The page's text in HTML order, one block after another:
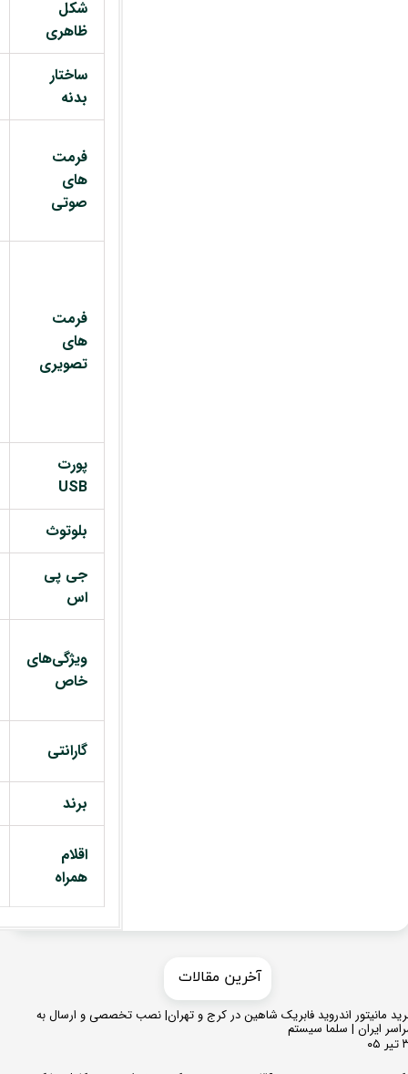
شکل
ظاهری
ساختار
بدنه
فرمت
های
صوتی
فرمت
های
تصویری
پورت
USB
بلوتوث
جی پی
اس
ویژگی‌های
خاص
گارانتی
برند
اقلام
همراه
مانیتور اندروید فابریک شاهین در کرج و تهران| نصب تخصصی و ارسال به
ایران | سلما سیستم
​​آخرین مقالات